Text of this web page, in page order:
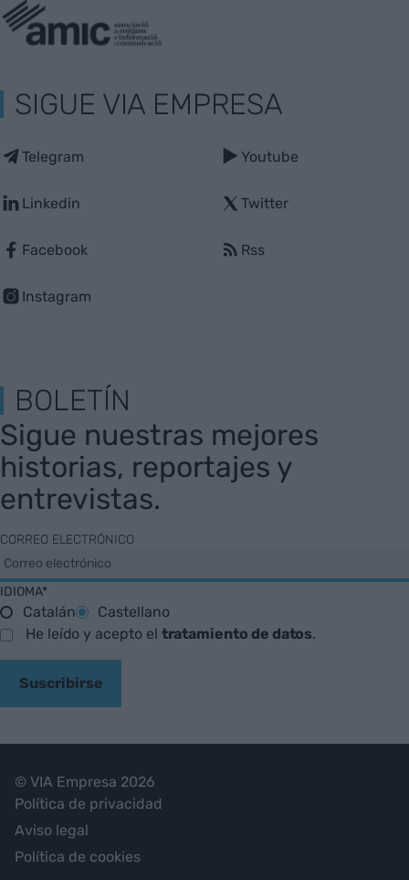
SIGUE VIA EMPRESA
Telegram
Linkedin
Facebook
Instagram
Youtube
Twitter
Rss
BOLETÍN
Sigue nuestras mejores
historias, reportajes y
entrevistas.
CORREO ELECTRÓNICO
IDIOMA*
Catalán
Castellano
He leído y acepto el tratamiento de datos.
Suscribirse
© VIA Empresa 2026
Política de privacidad
Aviso legal
Política de cookies